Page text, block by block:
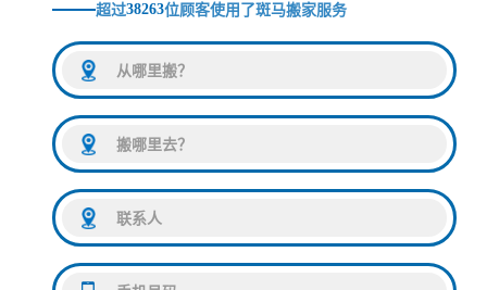
超过38263位顾客使用了斑马搬家服务